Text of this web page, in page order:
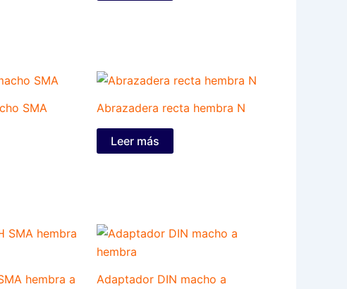
SMA Abrazadera recta hembra N
Leer más
hembra a
Adaptador DIN macho a